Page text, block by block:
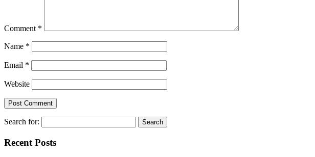
Comment *
Name *
Email *
Website
Search for:
Recent Posts